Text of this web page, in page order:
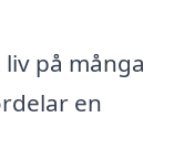
på många
en